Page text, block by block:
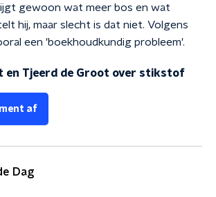
gewoon wat meer bos en wat
hij, maar slecht is dat niet. Volgens
een 'boekhoudkundig probleem'.
en Tjeerd de Groot over stikstof
af
Dag